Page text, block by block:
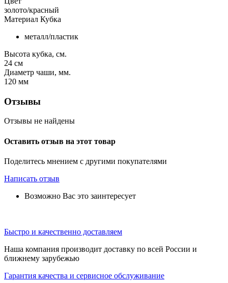
золото/красный
Материал Кубка
металл/пластик
Высота кубка, см.
24 см
Диаметр чаши, мм.
120 мм
Отзывы
Отзывы не найдены
Оставить отзыв на этот товар
Поделитесь мнением с другими покупателями
Написать отзыв
Возможно Вас это заинтересует
Быстро и качественно доставляем
Наша компания производит доставку по всей России и
ближнему зарубежью
Гарантия качества и сервисное обслуживание